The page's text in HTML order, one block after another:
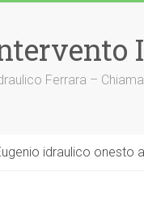
Ferrara –
idraulico onesto